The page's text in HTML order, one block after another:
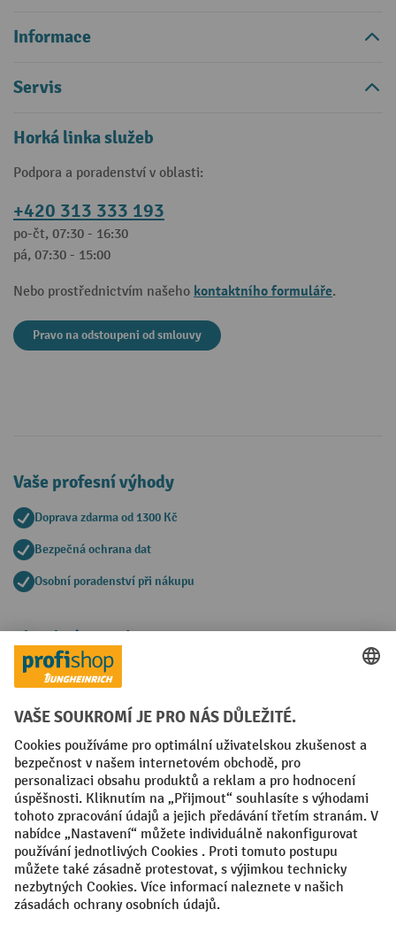
Informace
Servis
Horká linka služeb
Podpora a poradenství v oblasti:
+420 313 333 193
po-čt, 07:30 - 16:30
pá, 07:30 - 15:00
Nebo prostřednictvím našeho kontaktního formuláře.
Pravo na odstoupeni od smlouvy
Vaše profesní výhody
Doprava zdarma od 1300 Kč
Bezpečná ochrana dat
Osobní poradenství při nákupu
Platební metody
Faktura
Sociální sítě
Facebook
YouTube
LinkedIn
VODP Otisk
Prohlášení o ochraně osobních údajů